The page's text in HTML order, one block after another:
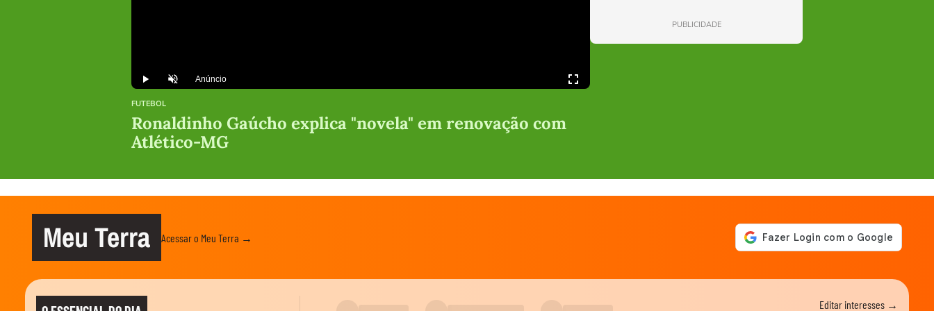
Play DesmutarAnúncio
FUTEBOL
Ronaldinho Gaúcho explica "novela" em renovação com
Atlético-MG
PUBLICIDADE
Meu Terra Acessar o Meu Terra →
Editar interesses →